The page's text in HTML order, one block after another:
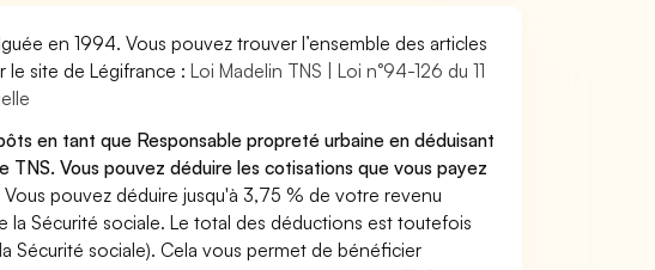
en 1994. Vous pouvez trouver l’ensemble des articles
le site de Légifrance :Loi Madelin TNS | Loi n°94-126 du 11
en tant que Responsable propreté urbaine en déduisant
Vous pouvez déduire les cotisations que vous payez
Vous pouvez déduire jusqu'à 3,75 % de votre revenu
Sécurité sociale. Le total des déductions est toutefois
Sécurité sociale). Cela vous permet de bénéficier